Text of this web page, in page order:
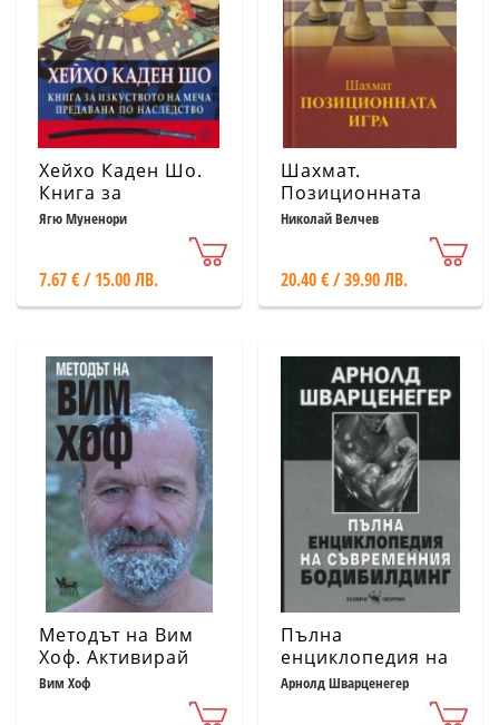
Хейхо Каден Шо.
Книга за
изкуството на
меча, предавана
Ягю Муненори
7.67 € / 15.00 ЛВ.
Шахмат.
Позиционната
игра (второ
Николай Велчев
20.40 € / 39.90 ЛВ.
Методът на Вим
Хоф. Активирай
пълния си
Вим Хоф
Пълна
енциклопедия на
съвременния
Арнолд Шварценегер